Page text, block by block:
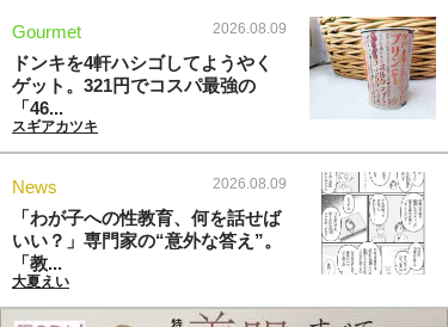
Gourmet 2026.08.09
ドンキを4軒ハシゴしてようやく
ゲット。321円でコスパ最強の
「46...
スギアカツキ
News 2026.08.09
「わが子への性教育、何を話せば
いい？」専門家の“意外な答え”。
「教...
大夏えい